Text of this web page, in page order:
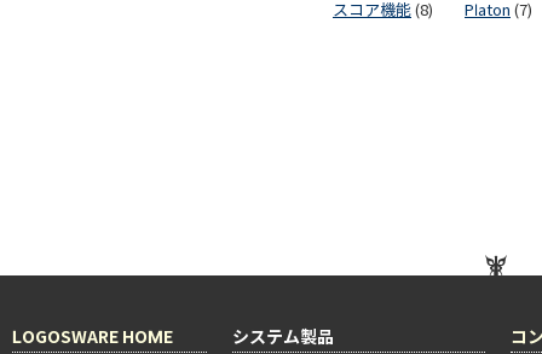
スコア機能 (8) Platon (7)
LOGOSWARE HOME システム製品 コ